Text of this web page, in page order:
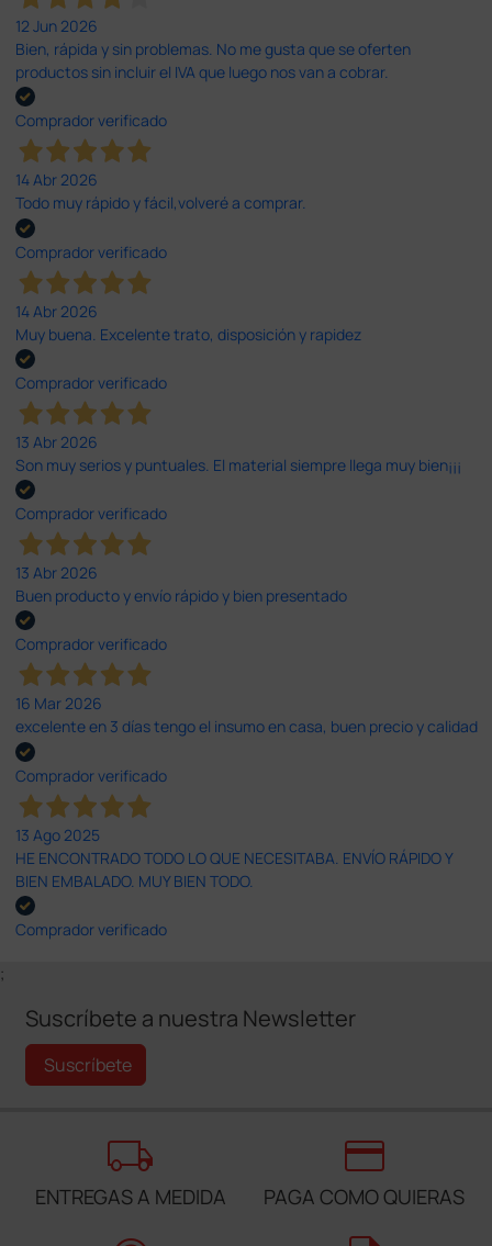
12 Jun 2026
Bien, rápida y sin problemas. No me gusta que se oferten
productos sin incluir el IVA que luego nos van a cobrar.
Comprador verificado
14 Abr 2026
Todo muy rápido y fácil,volveré a comprar.
Comprador verificado
14 Abr 2026
Muy buena. Excelente trato, disposición y rapidez
Comprador verificado
13 Abr 2026
Son muy serios y puntuales. El material siempre llega muy bien¡¡¡
Comprador verificado
13 Abr 2026
Buen producto y envío rápido y bien presentado
Comprador verificado
16 Mar 2026
excelente en 3 días tengo el insumo en casa, buen precio y calidad
Comprador verificado
13 Ago 2025
HE ENCONTRADO TODO LO QUE NECESITABA. ENVÍO RÁPIDO Y
BIEN EMBALADO. MUY BIEN TODO.
Comprador verificado
;
Suscríbete a nuestra Newsletter
Suscríbete
local_shipping
ENTREGAS A MEDIDA
credit_card
PAGA COMO QUIERAS